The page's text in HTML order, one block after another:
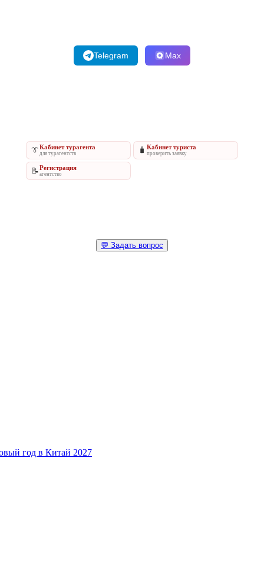
Telegram Max
👔Кабинет турагента
для турагентств 🧳 Кабинет туриста
проверить заявку
📝Регистрация
агентство
💬 Задать вопрос
год в Китай 2027